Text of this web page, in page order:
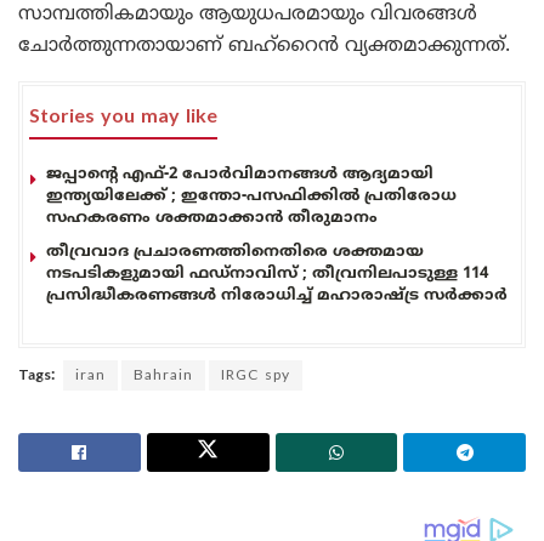
സാമ്പത്തികമായും ആയുധപരമായും വിവരങ്ങൾ
ചോർത്തുന്നതായാണ് ബഹ്‌റൈൻ വ്യക്തമാക്കുന്നത്.
Stories you may like
ജപ്പാന്റെ എഫ്-2 പോർവിമാനങ്ങൾ ആദ്യമായി
ഇന്ത്യയിലേക്ക് ; ഇന്തോ-പസഫിക്കിൽ പ്രതിരോധ
സഹകരണം ശക്തമാക്കാൻ തീരുമാനം
തീവ്രവാദ പ്രചാരണത്തിനെതിരെ ശക്തമായ
നടപടികളുമായി ഫഡ്നാവിസ് ; തീവ്രനിലപാടുള്ള 114
പ്രസിദ്ധീകരണങ്ങൾ നിരോധിച്ച് മഹാരാഷ്ട്ര സർക്കാർ
Tags: iran Bahrain IRGC spy